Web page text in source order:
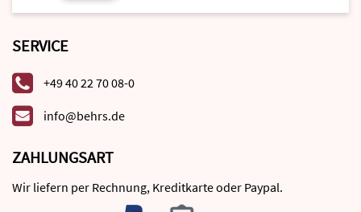
SERVICE
+49 40 22 70 08-0
info@behrs.de
ZAHLUNGSART
Wir liefern per Rechnung, Kreditkarte oder Paypal.